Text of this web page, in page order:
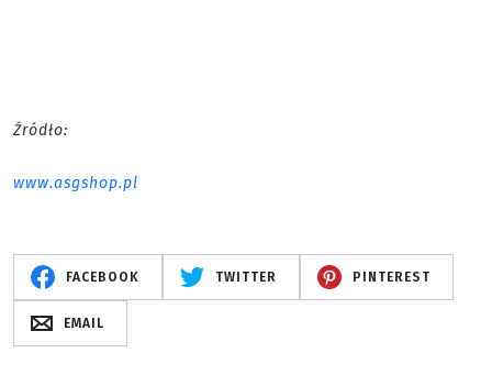
Źródło:
www.asgshop.pl
FACEBOOK TWITTER PINTEREST
EMAIL